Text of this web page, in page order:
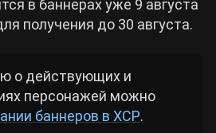
в баннерах уже 9 августа
получения до 30 августа.
о действующих и
персонажей можно
баннеров в ХСР.